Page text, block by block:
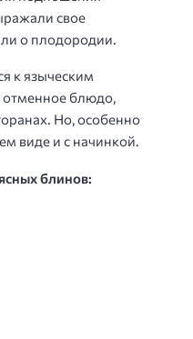
свое
о плодородии.
к языческим
блюдо,
Но, особенно
виде и с начинкой.
блинов: